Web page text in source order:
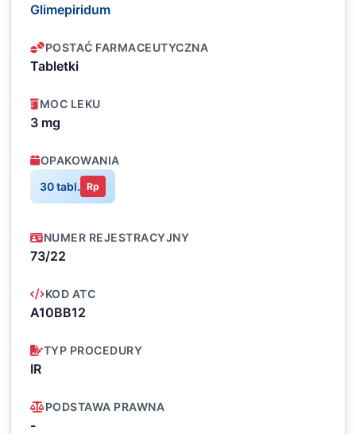
Glimepiridum
POSTAĆ FARMACEUTYCZNA
Tabletki
MOC LEKU
3 mg
OPAKOWANIA
30 tabl. Rp
NUMER REJESTRACYJNY
73/22
KOD ATC
A10BB12
TYP PROCEDURY
IR
PODSTAWA PRAWNA
-